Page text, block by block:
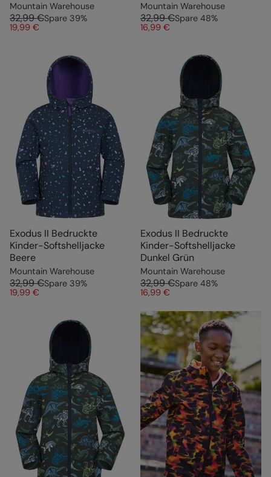
Mountain Warehouse
32,99 €Spare 39%
19,99 €
Mountain Warehouse
32,99 €Spare 48%
16,99 €
Exodus II Bedruckte
Kinder-Softshelljacke
Beere
Mountain Warehouse
32,99 €Spare 39%
19,99 €
Exodus II Bedruckte
Kinder-Softshelljacke
Dunkel Grün
Mountain Warehouse
32,99 €Spare 48%
16,99 €